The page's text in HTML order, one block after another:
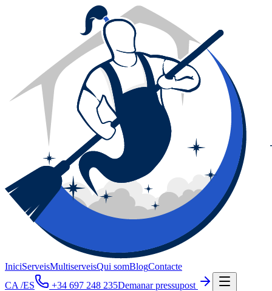
IniciServeisMultiserveisQui somBlogContacte
CA /ES +34 697 248 235Demanar pressupost